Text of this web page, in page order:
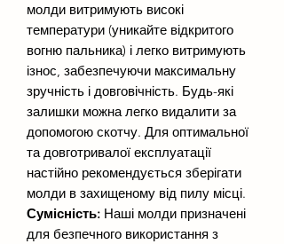
молди витримують високі
температури (уникайте відкритого
вогню пальника) і легко витримують
ізнос, забезпечуючи максимальну
зручність і довговічність. Будь-які
залишки можна легко видалити за
допомогою скотчу. Для оптимальної
та довготривалої експлуатації
настійно рекомендується зберігати
молди в захищеному від пилу місці.
Сумісність: Наші молди призначені
для безпечного використання з